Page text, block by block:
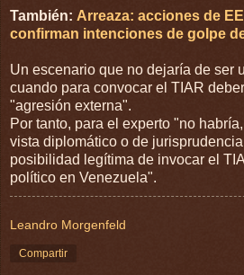
También: Arreaza: acciones de
confirman intenciones de golpe
Un escenario que no dejaría de ser
cuando para convocar el TIAR
"agresión externa".
Por tanto, para el experto "no
vista diplomático o de
posibilidad legítima de invocar el
político en Venezuela".
Leandro Morgenfeld
Compartir